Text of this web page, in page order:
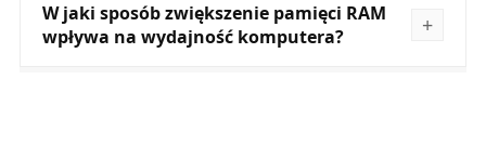
W jaki sposób zwiększenie pamięci RAM
wpływa na wydajność komputera?